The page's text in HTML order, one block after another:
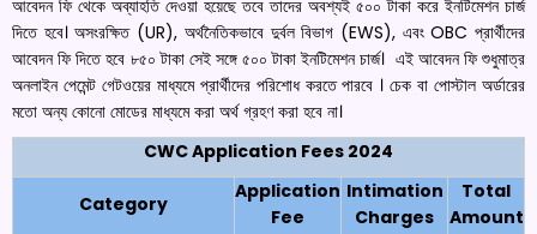
আবেদন ফি থেকে অব্যাহতি দেওয়া হয়েছে তবে তাদের অবশ্যই ৫০০ টাকা করে ইনটিমেশন চার্জ
দিতে হবে। অসংরক্ষিত (UR), অর্থনৈতিকভাবে দুর্বল বিভাগ (EWS), এবং OBC প্রার্থীদের
আবেদন ফি দিতে হবে ৮৫০ টাকা সেই সঙ্গে ৫০০ টাকা ইনটিমেশন চার্জ। এই আবেদন ফি শুধুমাত্র
অনলাইন পেমেন্ট গেটওয়ের মাধ্যমে প্রার্থীদের পরিশোধ করতে পারবে । চেক বা পোস্টাল অর্ডারের
মতো অন্য কোনো মোডের মাধ্যমে করা অর্থ গ্রহণ করা হবে না।
CWC Application Fees 2024
Category
Application
Fee
Intimation
Charges
Total
Amount